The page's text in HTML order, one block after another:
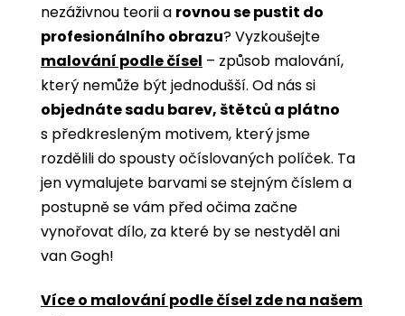
nezáživnou teorii a rovnou se pustit do
profesionálního obrazu? Vyzkoušejte
malování podle čísel ­­– způsob malování,
který nemůže být jednodušší. Od nás si
objednáte sadu barev, štětců a plátno
s předkresleným motivem, který jsme
rozdělili do spousty očíslovaných políček. Ta
jen vymalujete barvami se stejným číslem a
postupně se vám před očima začne
vynořovat dílo, za které by se nestyděl ani
van Gogh!
Více o malování podle čísel zde na našem